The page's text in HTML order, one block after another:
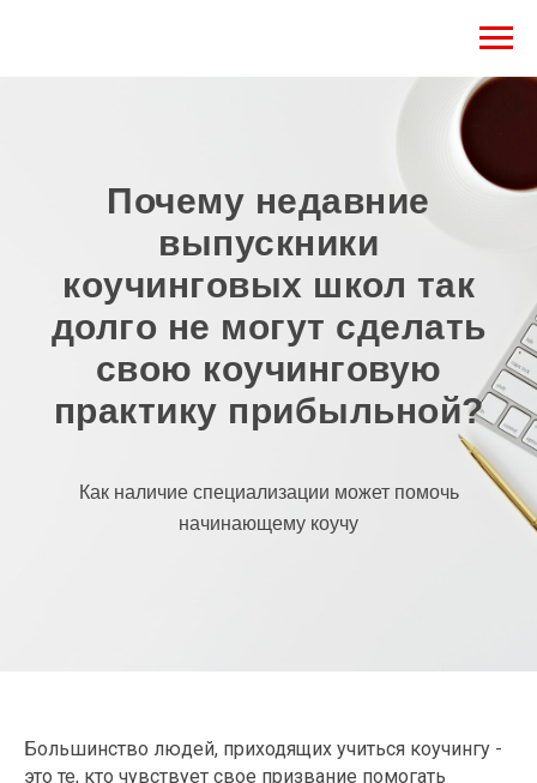
Почему недавние
выпускники
коучинговых школ так
долго не могут сделать
свою коучинговую
практику прибыльной?
Как наличие специализации может помочь
начинающему коучу
Большинство людей, приходящих учиться коучингу -
это те, кто чувствует свое призвание помогать